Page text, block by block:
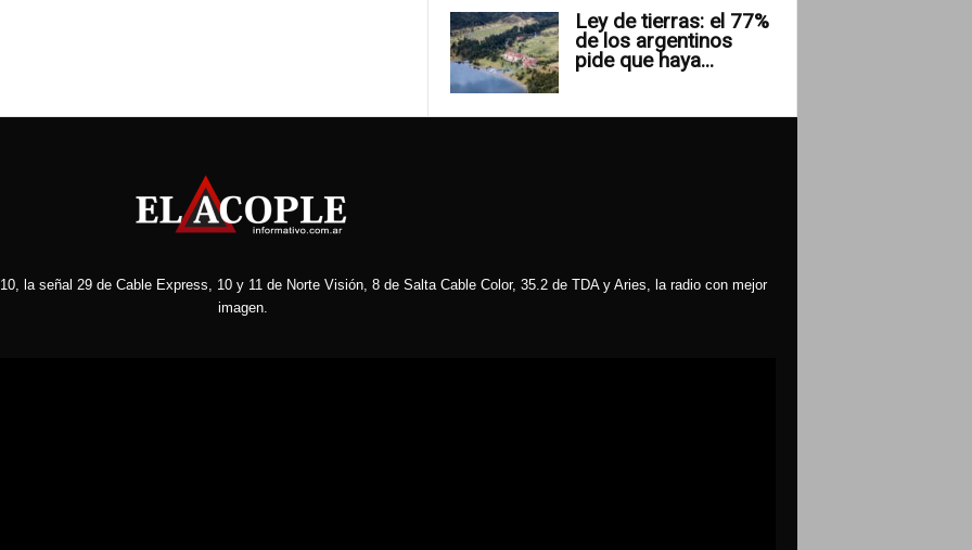
Ley de tierras: el 77%
de los argentinos
pide que haya...
la señal 29 de Cable Express, 10 y 11 de Norte Visión, 8 de Salta Cable Color, 35.2 de TDA y Aries, la radio con mejor
imagen.